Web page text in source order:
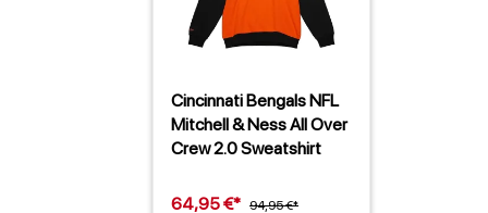
Cincinnati Bengals NFL
Mitchell & Ness All Over
Crew 2.0 Sweatshirt
64,95 €* 94,95 €*